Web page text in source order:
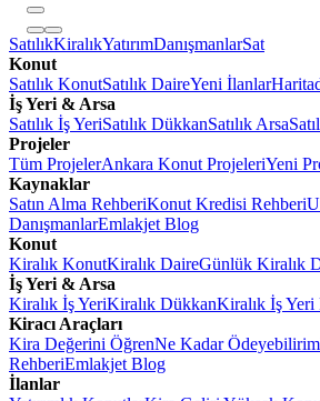
SatılıkKiralıkYatırımDanışmanlarSat
Konut
Satılık KonutSatılık DaireYeni İlanlar
İş Yeri & Arsa
Satılık İş YeriSatılık DükkanSatılık Arsa
Projeler
Tüm ProjelerAnkara Konut ProjeleriYeni
Kaynaklar
Satın Alma RehberiKonut Kredisi Rehberi
DanışmanlarEmlakjet Blog
Konut
Kiralık KonutKiralık DaireGünlük Kiralık
İş Yeri & Arsa
Kiralık İş YeriKiralık DükkanKiralık İş Yeri
Kiracı Araçları
Kira Değerini ÖğrenNe Kadar Ödeyebilirim
RehberiEmlakjet Blog
İlanlar